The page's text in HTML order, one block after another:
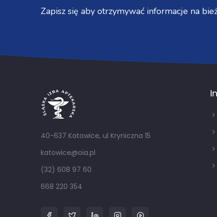
Zapisz się aby otrzymywać informacje na
40-637 Katowice, ul Kryniczna 15
katowice@oia.pl
(32) 608 97 60
668 220 354